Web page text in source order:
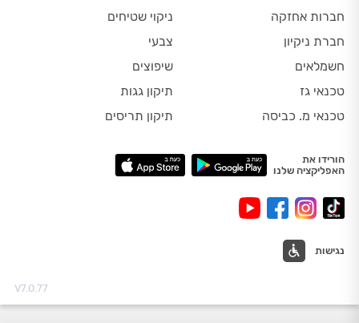
חברות אחזקה
חברת ניקיון
חשמלאים
טכנאי גז
טכנאי מ. כביסה
ניקוי שטיחים
צבעי
שיפוצים
תיקון גגות
תיקון תריסים
הורידו את
האפליקציה שלנו
נגישות
V7.0.77